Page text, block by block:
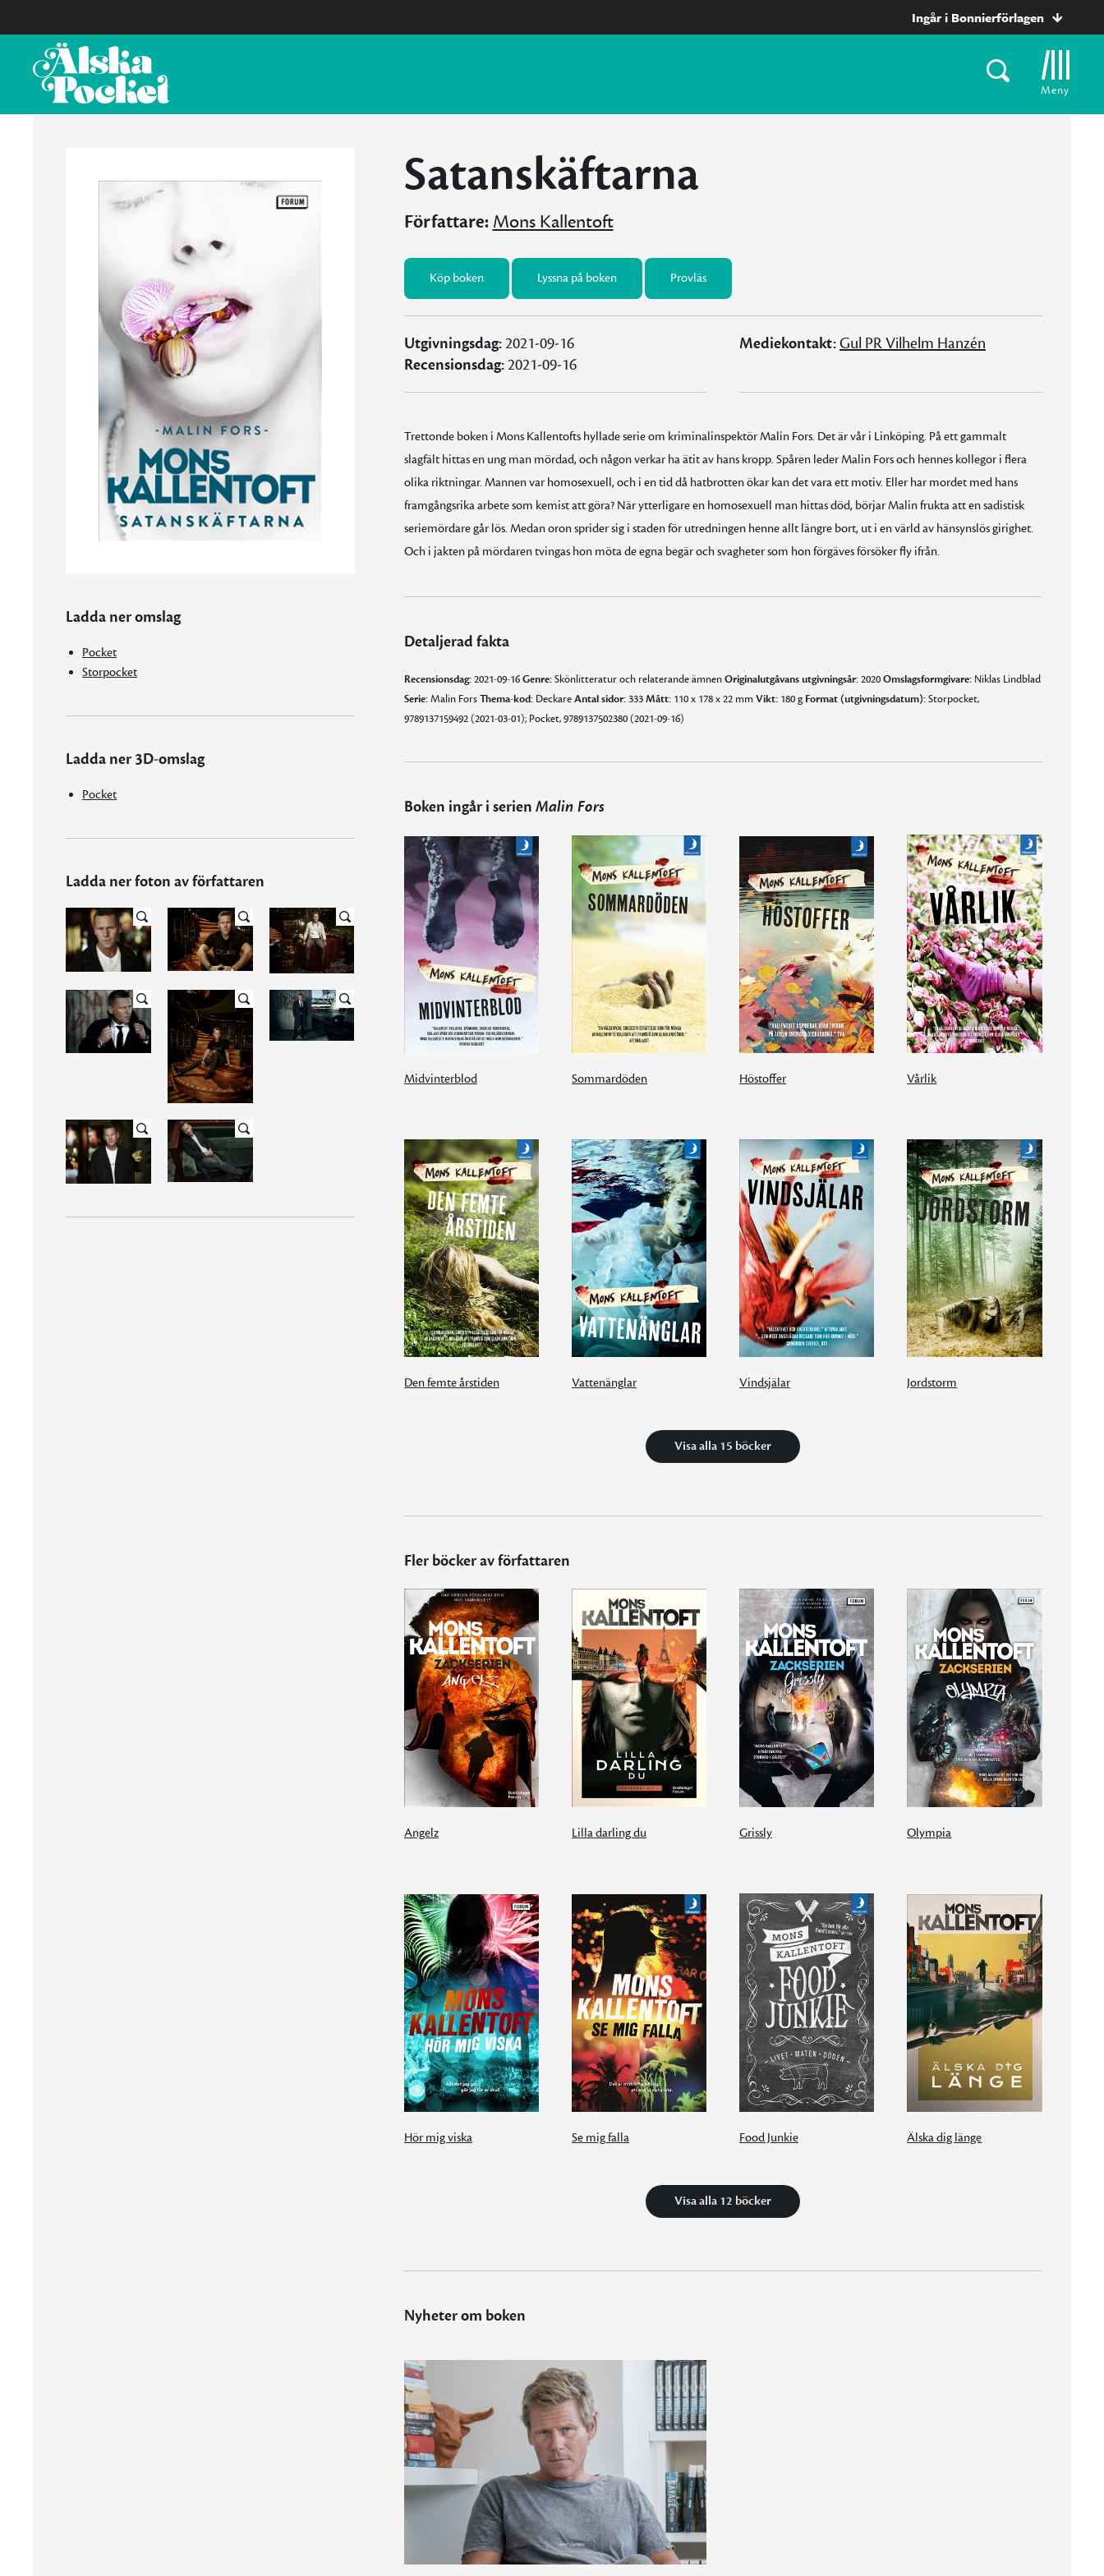
Ingår i Bonnierförlagen
Meny
Ladda ner omslag
Pocket
Storpocket
Ladda ner 3D-omslag
Pocket
Ladda ner foton av författaren
Satanskäftarna
Författare: Mons Kallentoft
Köp boken Lyssna på boken Provläs
Utgivningsdag:2021-09-16
Recensionsdag:2021-09-16
Mediekontakt:Gul PR Vilhelm Hanzén
Trettonde boken i Mons Kallentofts hyllade serie om kriminalinspektör Malin Fors. Det är vår i Linköping. På ett gammalt
slagfält hittas en ung man mördad, och någon verkar ha ätit av hans kropp. Spåren leder Malin Fors och hennes kollegor i flera
olika riktningar. Mannen var homosexuell, och i en tid då hatbrotten ökar kan det vara ett motiv. Eller har mordet med hans
framgångsrika arbete som kemist att göra? När ytterligare en homosexuell man hittas död, börjar Malin frukta att en sadistisk
seriemördare går lös. Medan oron sprider sig i staden för utredningen henne allt längre bort, ut i en värld av hänsynslös girighet.
Och i jakten på mördaren tvingas hon möta de egna begär och svagheter som hon förgäves försöker fly ifrån.
Detaljerad fakta
Recensionsdag:2021-09-16Genre:Skönlitteratur och relaterande ämnenOriginalutgåvans utgivningsår:2020Omslagsformgivare:Niklas Lindblad
Serie:Malin ForsThema-kod:DeckareAntal sidor:333Mått:110 x 178 x 22 mmVikt:180 g Format (utgivningsdatum):Storpocket,
9789137159492 (2021-03-01); Pocket, 9789137502380 (2021-09-16)
Boken ingår i serien Malin Fors
Midvinterblod Sommardöden Höstoffer Vårlik
Den femte årstiden Vattenänglar Vindsjälar Jordstorm
Visa alla 15 böcker
Fler böcker av författaren
Angelz Lilla darling du Grissly Olympia
Hör mig viska Se mig falla Food Junkie Älska dig länge
Visa alla 12 böcker
Nyheter om boken